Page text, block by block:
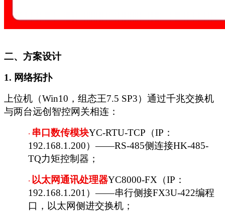
二、方案设计
1. 网络拓扑
上位机（Win10，组态王7.5 SP3）通过千兆交换机
与两台远创智控网关相连：
· 串口数传模块YC-RTU-TCP（IP：
192.168.1.200）——RS-485侧连接HK-485-
TQ力矩控制器；
· 以太网通讯处理器YC8000-FX（IP：
192.168.1.201）——串行侧接FX3U-422编程
口，以太网侧进交换机；